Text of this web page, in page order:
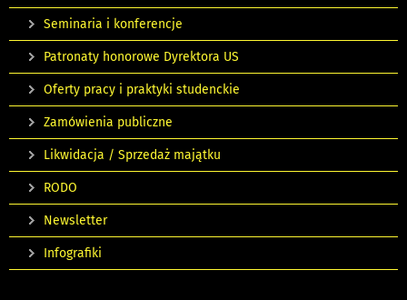
Seminaria i konferencje
Patronaty honorowe Dyrektora US
Oferty pracy i praktyki studenckie
Zamówienia publiczne
Likwidacja / Sprzedaż majątku
RODO
Newsletter
Infografiki